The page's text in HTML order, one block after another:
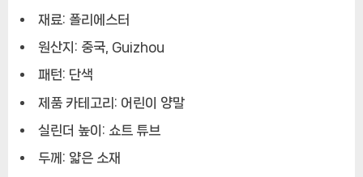
재료: 폴리에스터
원산지: 중국, Guizhou
패턴: 단색
제품 카테고리: 어린이 양말
실린더 높이: 쇼트 튜브
두께: 얇은 소재